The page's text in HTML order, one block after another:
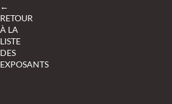
←
RETOUR
À LA
LISTE
DES
EXPOSANTS